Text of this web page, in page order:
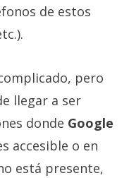
de estos
pero
llegar a ser
donde Google
accesible o en
está presente,